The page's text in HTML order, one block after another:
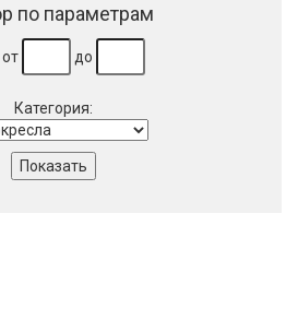
по параметрам
до
Категория: